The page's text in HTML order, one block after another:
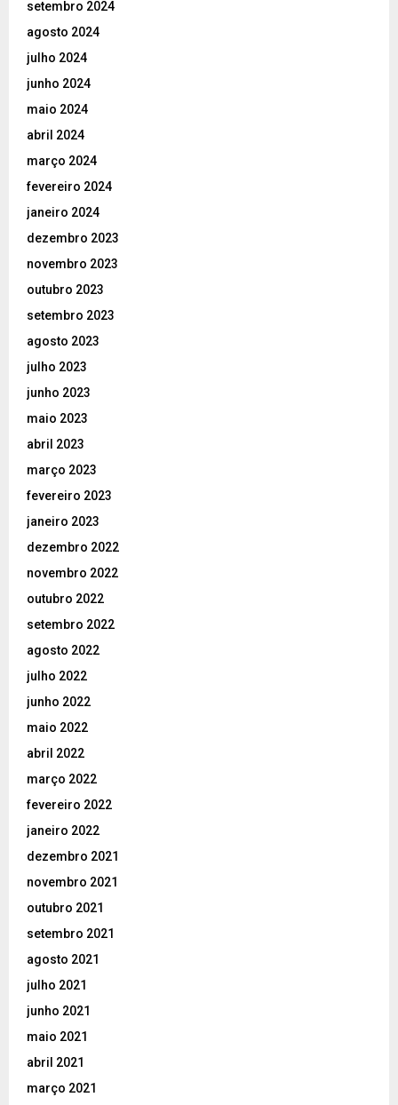
setembro 2024
agosto 2024
julho 2024
junho 2024
maio 2024
abril 2024
março 2024
fevereiro 2024
janeiro 2024
dezembro 2023
novembro 2023
outubro 2023
setembro 2023
agosto 2023
julho 2023
junho 2023
maio 2023
abril 2023
março 2023
fevereiro 2023
janeiro 2023
dezembro 2022
novembro 2022
outubro 2022
setembro 2022
agosto 2022
julho 2022
junho 2022
maio 2022
abril 2022
março 2022
fevereiro 2022
janeiro 2022
dezembro 2021
novembro 2021
outubro 2021
setembro 2021
agosto 2021
julho 2021
junho 2021
maio 2021
abril 2021
março 2021